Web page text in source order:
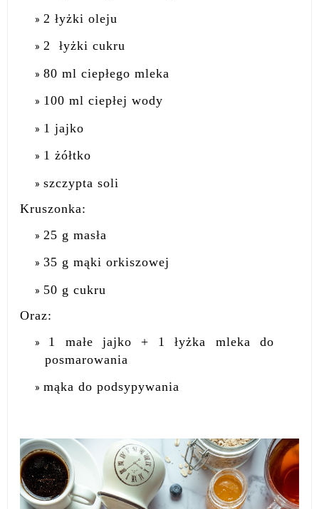
2 łyżki oleju
2 łyżki cukru
80 ml ciepłego mleka
100 ml ciepłej wody
1 jajko
1 żółtko
szczypta soli
Kruszonka:
25 g masła
35 g mąki orkiszowej
50 g cukru
Oraz:
1 małe jajko + 1 łyżka mleka do
posmarowania
mąka do podsypywania